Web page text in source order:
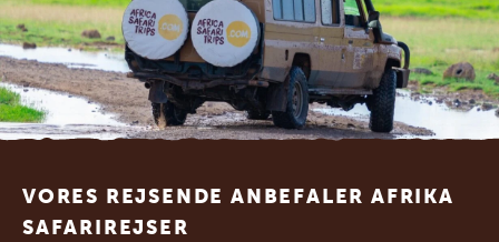
VORES REJSENDE ANBEFALER AFRIKA
SAFARIREJSER